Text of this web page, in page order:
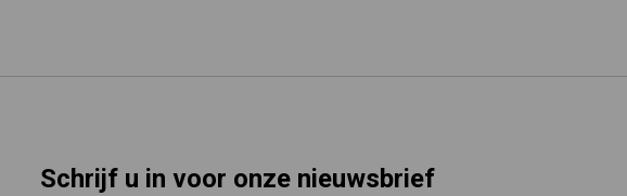
Schrijf u in voor onze nieuwsbrief